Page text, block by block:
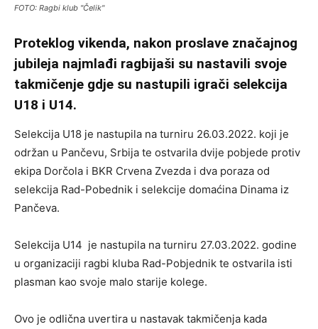
FOTO: Ragbi klub "Čelik"
Proteklog vikenda, nakon proslave značajnog
jubileja najmlađi ragbijaši su nastavili svoje
takmičenje gdje su nastupili igrači selekcija
U18 i U14.
Selekcija U18 je nastupila na turniru 26.03.2022. koji je
održan u Pančevu, Srbija te ostvarila dvije pobjede protiv
ekipa Dorčola i BKR Crvena Zvezda i dva poraza od
selekcija Rad-Pobednik i selekcije domaćina Dinama iz
Pančeva.
Selekcija U14 je nastupila na turniru 27.03.2022. godine
u organizaciji ragbi kluba Rad-Pobjednik te ostvarila isti
plasman kao svoje malo starije kolege.
Ovo je odlična uvertira u nastavak takmičenja kada